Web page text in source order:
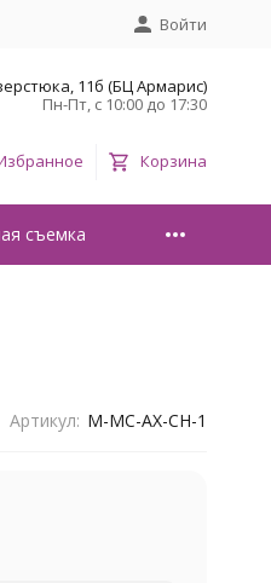
Войти
11б (БЦ Армарис)
Пн-Пт, с 10:00 до 17:30
Корзина
съемка
Артикул: M-MC-AX-CH-1